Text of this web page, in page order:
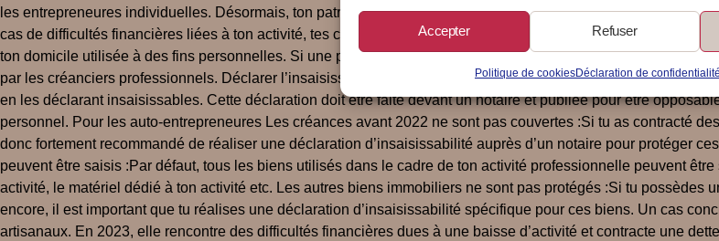
Accepter Refuser
Politique de cookiesDéclaration de confidentialité
les entrepreneures individuelles. Désormais, ton patrimoine personnel, y compris ta résidence principale, est
cas de difficultés financières liées à ton activité, tes créanciers professionnels ne peuvent pas saisir ta
ton domicile utilisée à des fins personnelles. Si une partie de ton habitation est dédiée à ton activité
par les créanciers professionnels. Déclarer l’insaisissabilité de tes autres biens immobiliers Tu peux
en les déclarant insaisissables. Cette déclaration doit être faite devant un notaire et publiée pour être
personnel. Pour les auto-entrepreneures Les créances avant 2022 ne sont pas couvertes :Si tu as contracté
donc fortement recommandé de réaliser une déclaration d’insaisissabilité auprès d’un notaire pour protéger
peuvent être saisis :Par défaut, tous les biens utilisés dans le cadre de ton activité professionnelle peuvent
activité, le matériel dédié à ton activité etc. Les autres biens immobiliers ne sont pas protégés :Si tu possèdes
encore, il est important que tu réalises une déclaration d’insaisissabilité spécifique pour ces biens. Un cas
artisanaux. En 2023, elle rencontre des difficultés financières dues à une baisse d’activité et contracte une